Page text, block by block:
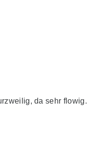
da sehr flowig.